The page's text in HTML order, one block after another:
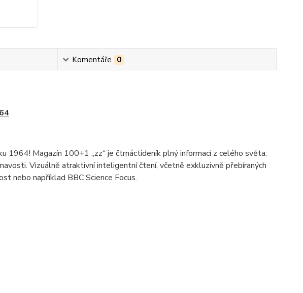
Komentáře 0
1964! Magazín 100+1 „zz“ je čtrnáctideník plný informací z celého světa:
Vizuálně atraktivní inteligentní čtení, včetně exkluzivně přebíraných
nebo například BBC Science Focus.